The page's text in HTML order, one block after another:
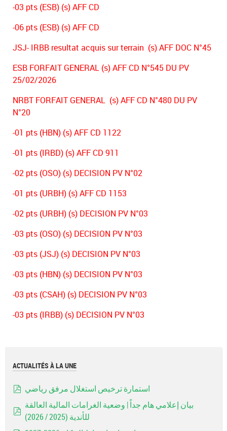
-03 pts (ESB) (s) AFF CD
-06 pts (ESB) (s) AFF CD
JSJ- IRBB resultat acquis sur terrain (s) AFF DOC N°45
ESB FORFAIT GENERAL (s) AFF CD N°545 DU PV
25/02/2026
NRBT FORFAIT GENERAL (s) AFF CD N°480 DU PV
N°20
-01 pts (HBN) (s) AFF CD 1122
-01 pts (IRBD) (s) AFF CD 911
-02 pts (OSO) (s) DECISION PV N°02
-01 pts (URBH) (s) AFF CD 1153
-02 pts (URBH) (s) DECISION PV N°03
-03 pts (OSO) (s) DECISION PV N°03
-03 pts (JSJ) (s) DECISION PV N°03
-03 pts (HBN) (s) DECISION PV N°03
-03 pts (CSAH) (s) DECISION PV N°03
-03 pts (IRBB) (s) DECISION PV N°03
ACTUALITÉS À LA UNE
استمارة ترخيص استغلال مرفق رياضي
pdf
بيان إعلامي هام جداً | وضعية الغرامات المالية العالقة
للأندية (2025 / 2026)